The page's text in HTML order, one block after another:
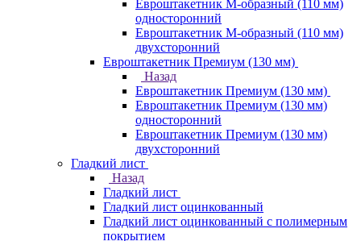
Евроштакетник М-образный (110 мм)
односторонний
Евроштакетник М-образный (110 мм)
двухсторонний
Евроштакетник Премиум (130 мм)
Назад
Евроштакетник Премиум (130 мм)
Евроштакетник Премиум (130 мм)
односторонний
Евроштакетник Премиум (130 мм)
двухсторонний
Гладкий лист
Назад
Гладкий лист
Гладкий лист оцинкованный
Гладкий лист оцинкованный с полимерным
покрытием